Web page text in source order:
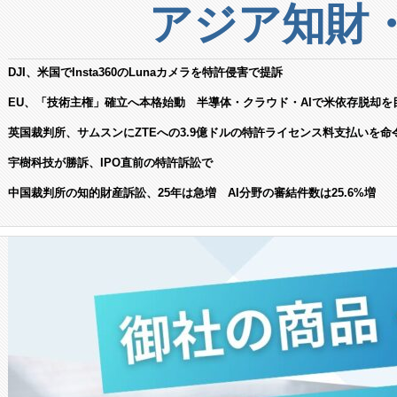
アジア知財
DJI、米国でInsta360のLunaカメラを特許侵害で提訴
EU、「技術主権」確立へ本格始動 半導体・クラウド・AIで米依存脱却を
英国裁判所、サムスンにZTEへの3.9億ドルの特許ライセンス料支払いを命
宇樹科技が勝訴、IPO直前の特許訴訟で
中国裁判所の知的財産訴訟、25年は急増 AI分野の審結件数は25.6%増